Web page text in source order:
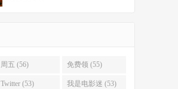
周五 (56) 免费领 (55)
Twitter (53) 我是电影迷 (53)